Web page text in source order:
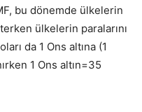
bu dönemde ülkelerin
ülkelerin paralarını
da 1 Ons altına (1
1 Ons altın=35